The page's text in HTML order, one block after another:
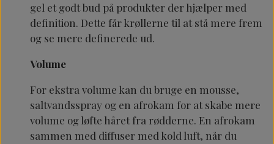
gel et godt bud på produkter der hjælper med
definition. Dette får krøllerne til at stå mere frem
og se mere definerede ud.
Volume
For ekstra volume kan du bruge en mousse,
saltvandsspray og en afrokam for at skabe mere
volume og løfte håret fra rødderne. En afrokam
sammen med diffuser med kold luft, når du